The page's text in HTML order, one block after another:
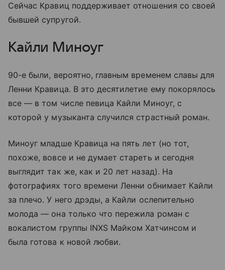
Сейчас Кравиц поддерживает отношения со своей
бывшей супругой.
Кайли Миноуг
90-е были, вероятно, главным временем славы для
Ленни Кравица. В это десятилетие ему покорялось
все — в том числе певица Кайли Миноуг, с
которой у музыканта случился страстный роман.
Миноуг младше Кравица на пять лет (но тот,
похоже, вовсе и не думает стареть и сегодня
выглядит так же, как и 20 лет назад). На
фотографиях того времени Ленни обнимает Кайли
за плечо. У него дрэды, а Кайли ослепительно
молода — она только что пережила роман с
вокалистом группы INXS Майком Хатчинсом и
была готова к новой любви.